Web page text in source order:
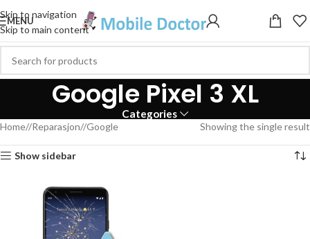
Skip to navigation
Skip to main content
MENU
Google Pixel 3 XL
Categories
Home/ Reparasjon/ Google Showing the single result
Show sidebar